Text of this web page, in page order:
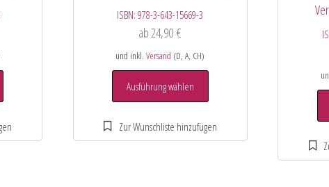
ISBN:978-3-643-15669-3
ab24,90€
und inkl.Versand (D, A, CH)
Ausführung wählen